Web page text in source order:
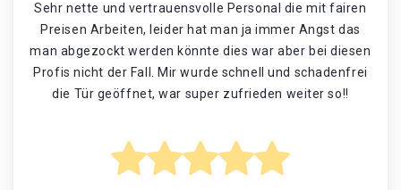
Sehr nette und vertrauensvolle Personal die mit fairen
Preisen Arbeiten, leider hat man ja immer Angst das
man abgezockt werden könnte dies war aber bei diesen
Profis nicht der Fall. Mir wurde schnell und schadenfrei
die Tür geöffnet, war super zufrieden weiter so!!